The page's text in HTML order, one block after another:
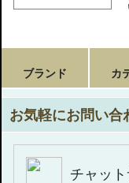
ブランド カ
お気軽にお問い合
チャッ